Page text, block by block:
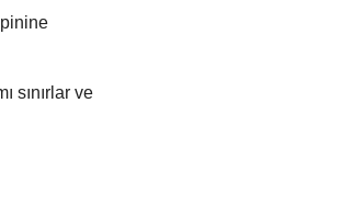
sınırlar ve